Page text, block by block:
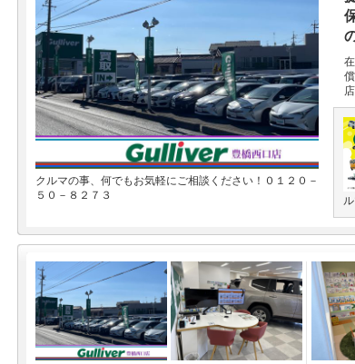
クルマの事、何でもお気軽にご相談ください！０１２０－
５０－８２７３